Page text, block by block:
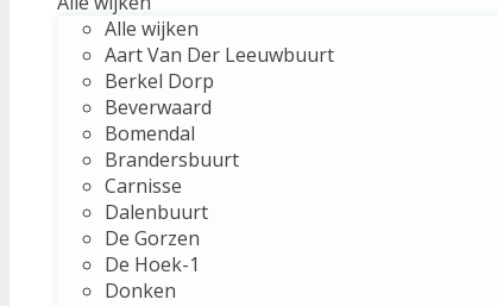
Alle wijken
Aart Van Der Leeuwbuurt
Berkel Dorp
Beverwaard
Bomendal
Brandersbuurt
Carnisse
Dalenbuurt
De Gorzen
De Hoek-1
Donken